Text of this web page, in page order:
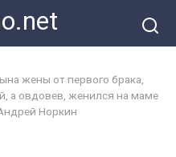
жены от первого брака,
а овдовев, женился на маме
Норкин